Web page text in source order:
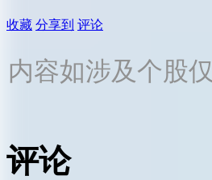
收藏 分享到 评论
内容如涉及个股
评论